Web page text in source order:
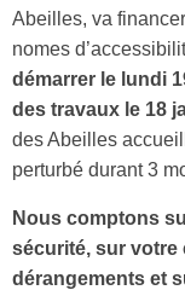
Abeilles, va
nomes
démarrer le lundi
des travaux le 18
des Abeilles
perturbé durant 3
Nous comptons
sécurité, sur votre
dérangements et